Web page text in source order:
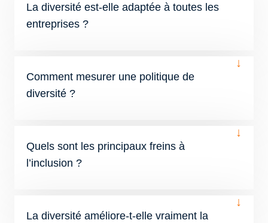
La diversité est-elle adaptée à toutes les
entreprises ?
Comment mesurer une politique de
diversité ?
↓
Quels sont les principaux freins à
l’inclusion ?
↓
La diversité améliore-t-elle vraiment la
↓